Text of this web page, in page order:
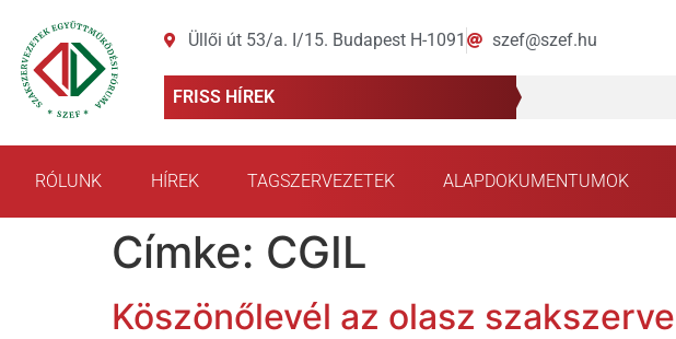
Üllői út 53/a. I/15. Budapest H-1091 szef@szef.hu
FRISS HÍREK
RÓLUNK HÍREK TAGSZERVEZETEK ALAPDOKUMENTUMOK
Címke: CGIL
Köszönőlevél az olasz